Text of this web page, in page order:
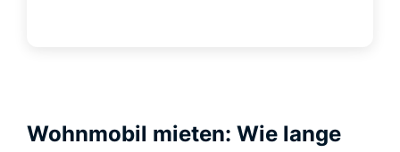
Wohnmobil mieten: Wie lange